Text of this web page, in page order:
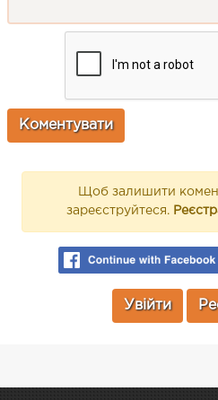
Щоб залишити
зареєструйтеся.
Увійти